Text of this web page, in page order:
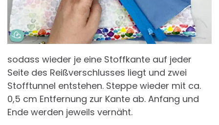
sodass wieder je eine Stoffkante auf jeder
Seite des Reißverschlusses liegt und zwei
Stofftunnel entstehen. Steppe wieder mit ca.
0,5 cm Entfernung zur Kante ab. Anfang und
Ende werden jeweils vernäht.